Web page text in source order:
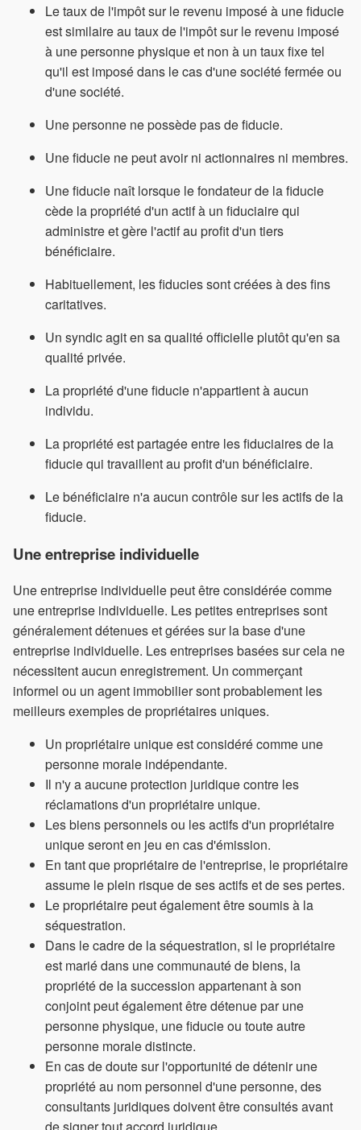
Le taux de l'impôt sur le revenu imposé à une fiducie
est similaire au taux de l'impôt sur le revenu imposé
à une personne physique et non à un taux fixe tel
qu'il est imposé dans le cas d'une société fermée ou
d'une société.
Une personne ne possède pas de fiducie.
Une fiducie ne peut avoir ni actionnaires ni membres.
Une fiducie naît lorsque le fondateur de la fiducie
cède la propriété d'un actif à un fiduciaire qui
administre et gère l'actif au profit d'un tiers
bénéficiaire.
Habituellement, les fiducies sont créées à des fins
caritatives.
Un syndic agit en sa qualité officielle plutôt qu'en sa
qualité privée.
La propriété d'une fiducie n'appartient à aucun
individu.
La propriété est partagée entre les fiduciaires de la
fiducie qui travaillent au profit d'un bénéficiaire.
Le bénéficiaire n'a aucun contrôle sur les actifs de la
fiducie.
Une entreprise individuelle
Une entreprise individuelle peut être considérée comme
une entreprise individuelle. Les petites entreprises sont
généralement détenues et gérées sur la base d'une
entreprise individuelle. Les entreprises basées sur cela ne
nécessitent aucun enregistrement. Un commerçant
informel ou un agent immobilier sont probablement les
meilleurs exemples de propriétaires uniques.
Un propriétaire unique est considéré comme une
personne morale indépendante.
Il n'y a aucune protection juridique contre les
réclamations d'un propriétaire unique.
Les biens personnels ou les actifs d'un propriétaire
unique seront en jeu en cas d'émission.
En tant que propriétaire de l'entreprise, le propriétaire
assume le plein risque de ses actifs et de ses pertes.
Le propriétaire peut également être soumis à la
séquestration.
Dans le cadre de la séquestration, si le propriétaire
est marié dans une communauté de biens, la
propriété de la succession appartenant à son
conjoint peut également être détenue par une
personne physique, une fiducie ou toute autre
personne morale distincte.
En cas de doute sur l'opportunité de détenir une
propriété au nom personnel d'une personne, des
consultants juridiques doivent être consultés avant